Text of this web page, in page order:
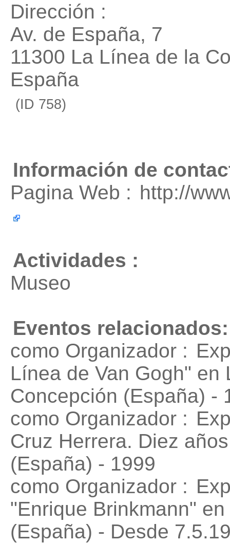
Dirección :
Av. de España, 7
11300 La Línea de la
España
(ID 758)
Información de
Pagina Web : http://
Actividades :
Museo
Eventos relacionados:
como Organizador :
Línea de Van Gogh" en
Concepción (España) -
como Organizador :
Cruz Herrera. Diez
(España) - 1999
como Organizador :
"Enrique Brinkmann" en
(España) - Desde